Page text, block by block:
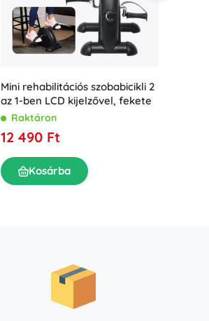
Mini rehabilitációs szobabicikli 2
az 1-ben LCD kijelzővel, fekete
Raktáron
12 490 Ft
Kosárba